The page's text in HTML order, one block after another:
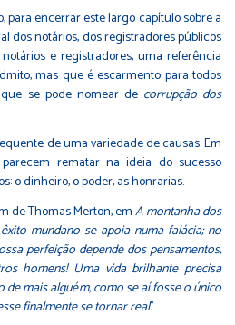
para encerrar este largo capítulo sobre a
dos notários, dos registradores públicos
e registradores, uma referência
mas que é escarmento para todos
se pode nomear de corrupção dos
de uma variedade de causas. Em
rematar na ideia do sucesso
o dinheiro, o poder, as honrarias.
de Thomas Merton, emA montanha dos
mundano se apoia numa falácia; no
perfeição depende dos pensamentos,
homens! Uma vida brilhante precisa
mais alguém, como se aí fosse o único
finalmente se tornar real".